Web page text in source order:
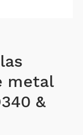
metal
&